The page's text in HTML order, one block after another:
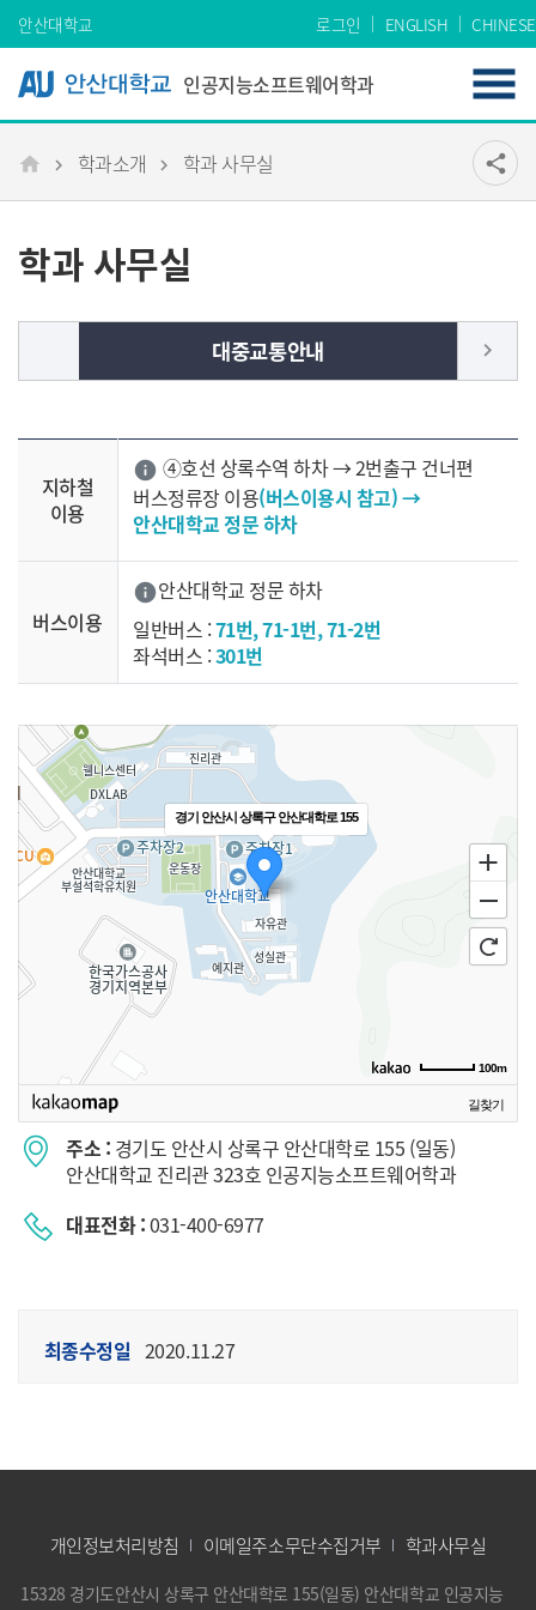
Skip Menu
안산대학교 로그인 ENGLISH CHINESE
인공지능소프트웨어학과
메인 학과소개 학과 사무실 공유
share
학과 사무실
대중교통안내 keyboard_arrow_right
지하철
이용
info ④호선 상록수역 하차 → 2번출구 건너편
버스정류장 이용(버스이용시 참고) →
안산대학교 정문 하차
버스이용
info안산대학교 정문 하차
일반버스 :71번, 71-1번, 71-2번
좌석버스 :301번
경기 안산시 상록구 안산대학로 155
100m
길찾기
주소 : 경기도 안산시 상록구 안산대학로 155 (일동)
안산대학교 진리관 323호 인공지능소프트웨어학과
대표전화 :031-400-6977
최종수정일 2020.11.27
개인정보처리방침 이메일주소무단수집거부 학과사무실
15328 경기도안산시 상록구 안산대학로 155(일동) 안산대학교 인공지능